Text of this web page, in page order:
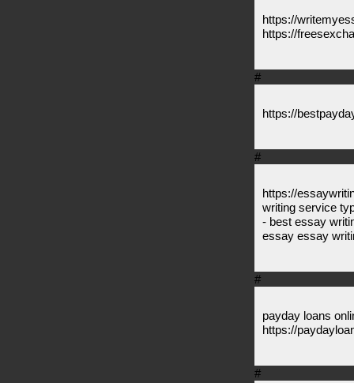
https://
https://
#
https://
#
https://
writing service
- best essay
essay essay
#
payday loans
https://
#